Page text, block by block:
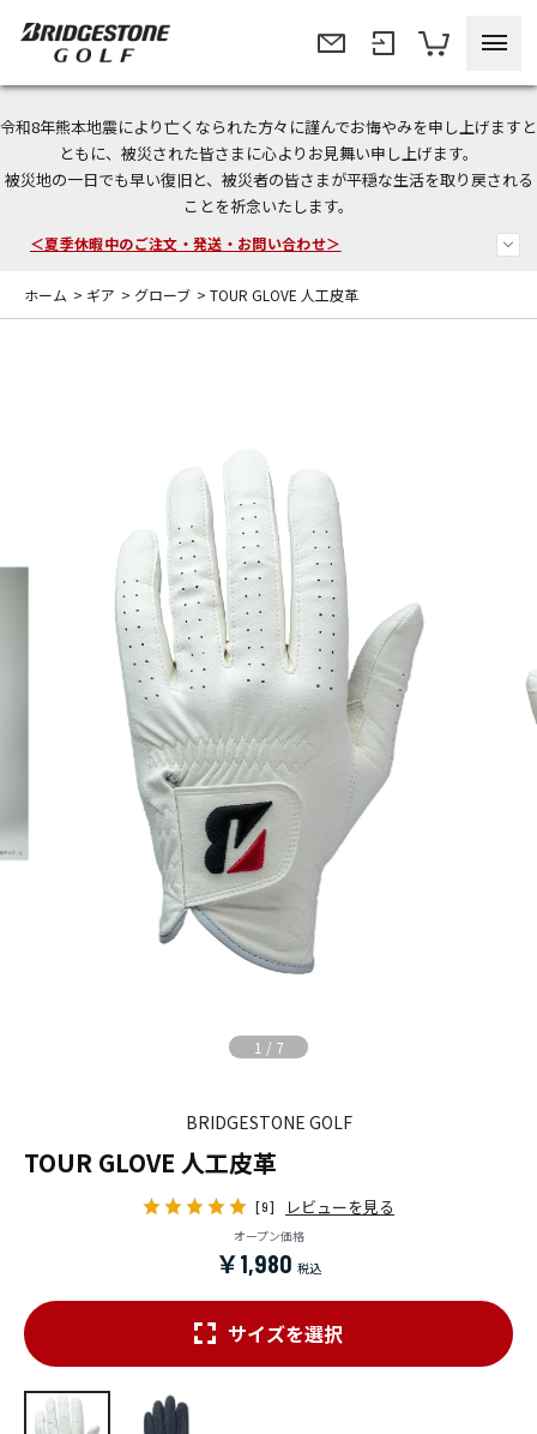
令和8年熊本地震により亡くなられた方々に謹んでお悔やみを申し上げますと
ともに、被災された皆さまに心よりお見舞い申し上げます。
被災地の一日でも早い復旧と、被災者の皆さまが平穏な生活を取り戻される
ことを祈念いたします。
今なら新規会員登録で1,000円OFFクーポンプレゼント！
＜商品配送に関するお知らせ＞
＜夏季休暇中のご注文・発送・お問い合わせ＞
ホーム > ギア > グローブ > TOUR GLOVE 人工皮革
1 / 7
BRIDGESTONE GOLF
TOUR GLOVE 人工皮革
[9] レビューを見る
オープン価格
￥1,980
サイズを選択